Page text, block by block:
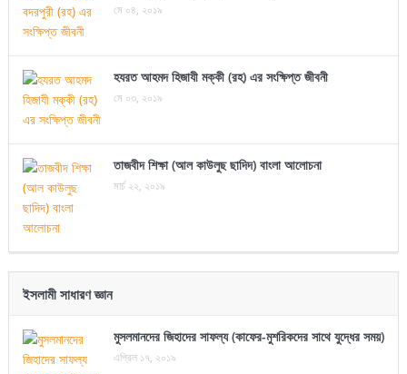
মে ০৪, ২০১৯
হযরত আহমদ হিজাযী মক্কী (রহ) এর সংক্ষিপ্ত জীবনী
মে ০৩, ২০১৯
তাজবীদ শিক্ষা (আল কাউলুছ ছাদিদ) বাংলা আলোচনা
মার্চ ২২, ২০১৯
ইসলামী সাধারণ জ্ঞান
মুসলমানদের জিহাদের সাফল্য (কাফের-মুশরিকদের সাথে যুদ্ধের সময়)
এপ্রিল ১৭, ২০১৯